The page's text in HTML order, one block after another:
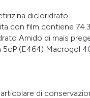
dicloridrato.
con film contiene
Amido di mais
5cP (E464) Macrogol
di